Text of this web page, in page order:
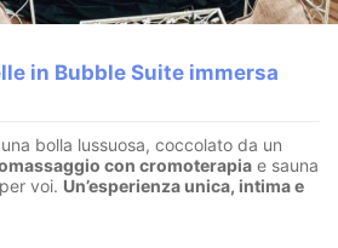
in Bubble Suite immersa
bolla lussuosa, coccolato da un
con cromoterapia e sauna
voi. Un’esperienza unica, intima e